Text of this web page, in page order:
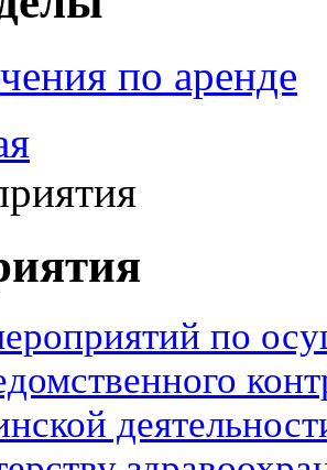
по аренде
по